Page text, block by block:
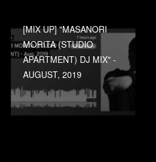
[MIX UP] "MASANORI
MORITA (STUDIO
APARTMENT) DJ MIX" -
AUGUST, 2019